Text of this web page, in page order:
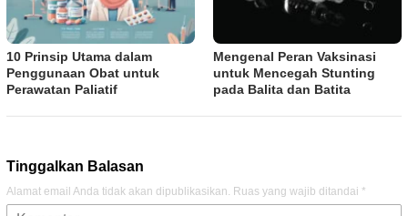
10 Prinsip Utama dalam
Penggunaan Obat untuk
Perawatan Paliatif
Mengenal Peran Vaksinasi
untuk Mencegah Stunting
pada Balita dan Batita
Tinggalkan Balasan
Alamat email Anda tidak akan dipublikasikan. Ruas yang wajib ditandai *